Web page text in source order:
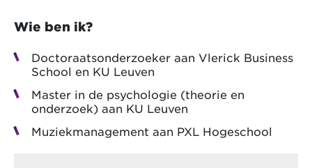
Wie ben ik?
Doctoraatsonderzoeker aan Vlerick Business
School en KU Leuven
Master in de psychologie (theorie en
onderzoek) aan KU Leuven
Muziekmanagement aan PXL Hogeschool